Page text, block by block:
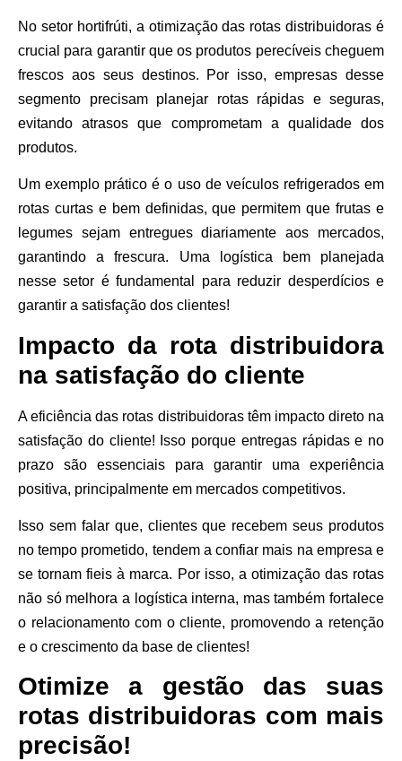
No setor hortifrúti, a otimização das rotas distribuidoras é
crucial para garantir que os produtos perecíveis cheguem
frescos aos seus destinos. Por isso, empresas desse
segmento precisam planejar rotas rápidas e seguras,
evitando atrasos que comprometam a qualidade dos
produtos.
Um exemplo prático é o uso de veículos refrigerados em
rotas curtas e bem definidas, que permitem que frutas e
legumes sejam entregues diariamente aos mercados,
garantindo a frescura. Uma logística bem planejada
nesse setor é fundamental para reduzir desperdícios e
garantir a satisfação dos clientes!
Impacto da rota distribuidora
na satisfação do cliente
A eficiência das rotas distribuidoras têm impacto direto na
satisfação do cliente! Isso porque entregas rápidas e no
prazo são essenciais para garantir uma experiência
positiva, principalmente em mercados competitivos.
Isso sem falar que, clientes que recebem seus produtos
no tempo prometido, tendem a confiar mais na empresa e
se tornam fieis à marca. Por isso, a otimização das rotas
não só melhora a logística interna, mas também fortalece
o relacionamento com o cliente, promovendo a retenção
e o crescimento da base de clientes!
Otimize a gestão das suas
rotas distribuidoras com mais
precisão!